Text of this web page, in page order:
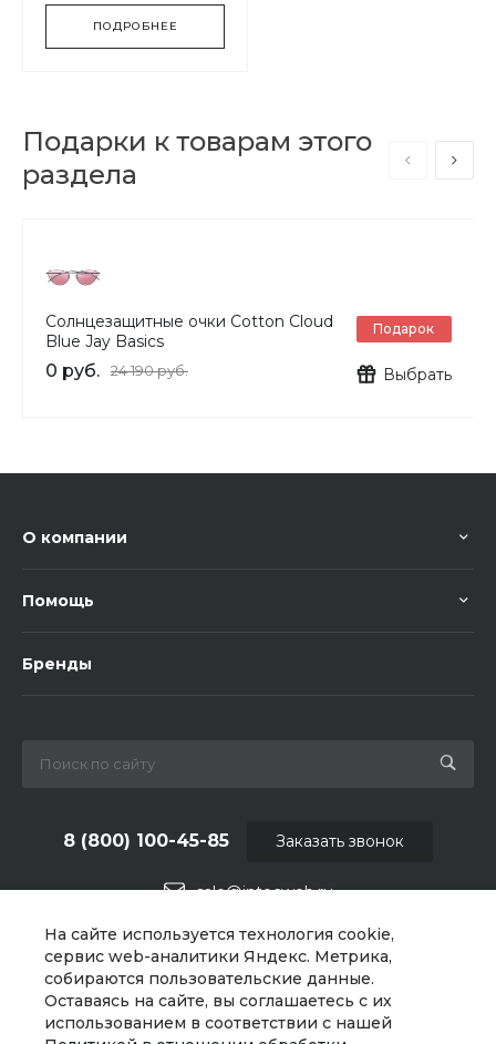
На сайте используется технология cookie,
сервис web-аналитики Яндекс. Метрика,
собираются пользовательские данные.
Оставаясь на сайте, вы соглашаетесь с их
использованием в соответствии с нашей
ПОДРОБНЕЕ
Подарки к товарам этого
раздела
Солнцезащитные очки Cotton Cloud
Blue Jay Basics
0 руб. 24 190 руб.
Подарок
Выбрать
О компании
Помощь
Бренды
sale@intecweb.ru
8 (800) 100-45-85
г. Москва, ул. Люсиновская, д. 39
Заказать звонок